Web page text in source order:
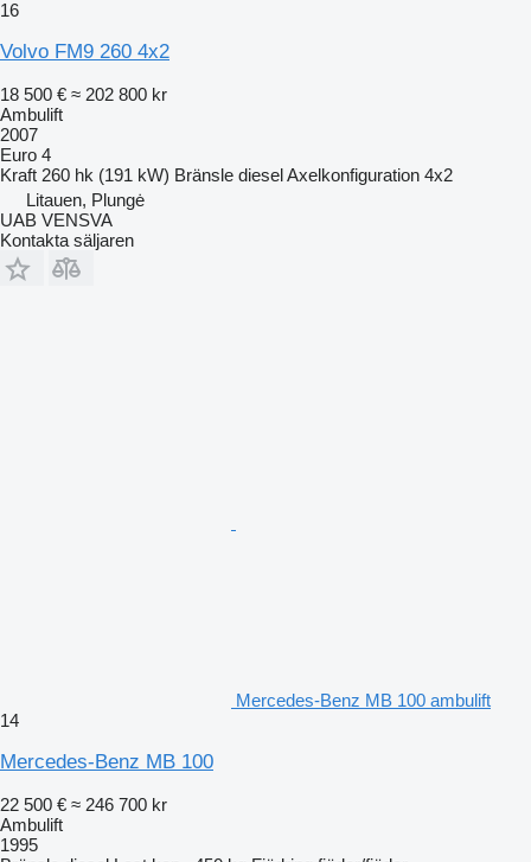
16
Volvo FM9 260 4x2
18 500 € ≈ 202 800 kr
Ambulift
2007
Euro 4
Kraft 260 hk (191 kW) Bränsle dieselAxelkonfiguration 4x2
Litauen, Plungė
UAB VENSVA
Kontakta säljaren
Mercedes-Benz MB 100 ambulift
14
Mercedes-Benz MB 100
22 500 € ≈ 246 700 kr
Ambulift
1995